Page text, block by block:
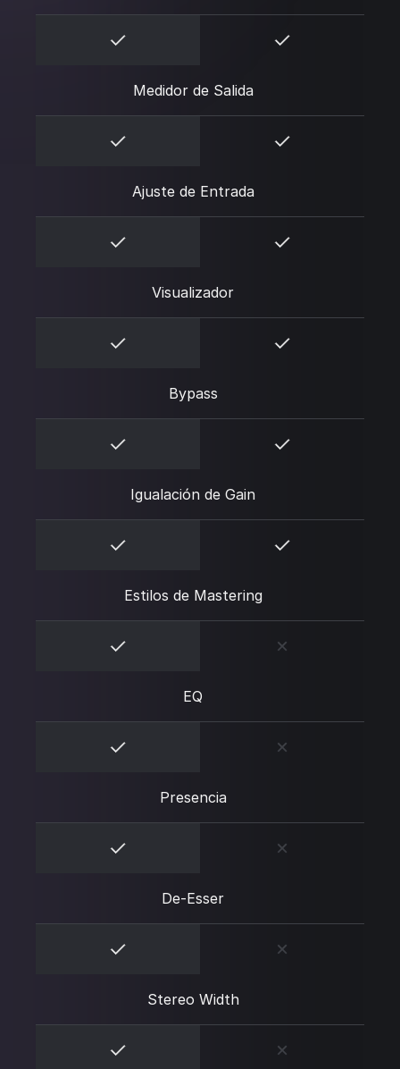
Medidor de Salida
Ajuste de Entrada
Visualizador
Bypass
Igualación de Gain
Estilos de Mastering
EQ
Presencia
De-Esser
Stereo Width